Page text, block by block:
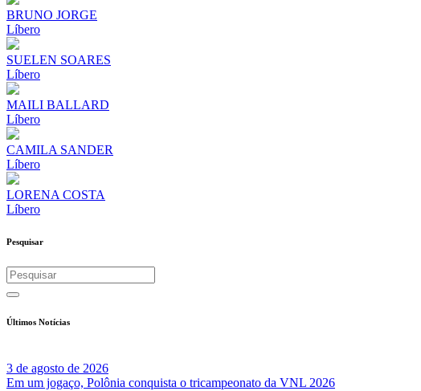
BRUNO JORGE
Líbero
SUELEN SOARES
Líbero
MAILI BALLARD
Líbero
CAMILA SANDER
Líbero
LORENA COSTA
Líbero
Pesquisar
Últimos Notícias
3 de agosto de 2026
Em um jogaço, Polônia conquista o tricampeonato da VNL 2026